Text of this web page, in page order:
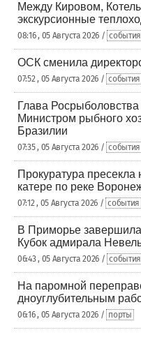
Между Кировом,
экскурсионные
08:16 , 05 Августа 2026 / события
ОСК сменила
07:52 , 05 Августа 2026 / события
Глава
Министром рыбного
Бразилии
07:35 , 05 Августа 2026 / события
Прокуратура пресекла
катере по реке
07:12 , 05 Августа 2026 / события
В Приморье
Кубок адмирала
06:43 , 05 Августа 2026 / события
На паромной
дноуглубительным
06:16 , 05 Августа 2026 / порты